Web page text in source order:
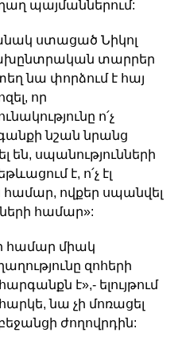
պայմաններում:
ստացած Նիկոլ
տարրեր
նա փորձում է հայ
որ
ո՛չ
նշան նրանց
սպանությունների
է, ո՛չ էլ
ովքեր սպանվել
համար»:
համար միակ
զոհերի
է»,- ելույթում
նա չի մոռացել
ժողովրդին: